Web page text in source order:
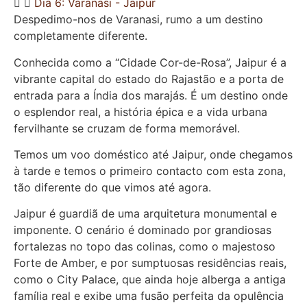
Dia 6: Varanasi - Jaipur
Despedimo-nos de Varanasi, rumo a um destino
completamente diferente.
Conhecida como a “Cidade Cor-de-Rosa”, Jaipur é a
vibrante capital do estado do Rajastão e a porta de
entrada para a Índia dos marajás. É um destino onde
o esplendor real, a história épica e a vida urbana
fervilhante se cruzam de forma memorável.
Temos um voo doméstico até Jaipur, onde chegamos
à tarde e temos o primeiro contacto com esta zona,
tão diferente do que vimos até agora.
Jaipur é guardiã de uma arquitetura monumental e
imponente. O cenário é dominado por grandiosas
fortalezas no topo das colinas, como o majestoso
Forte de Amber, e por sumptuosas residências reais,
como o City Palace, que ainda hoje alberga a antiga
família real e exibe uma fusão perfeita da opulência